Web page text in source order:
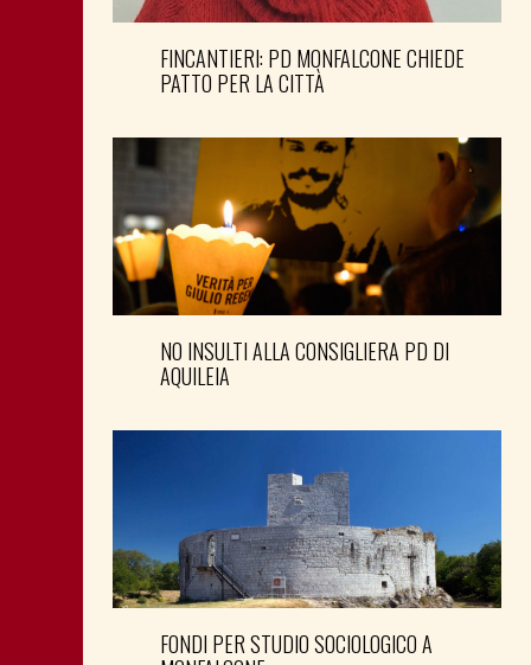
FINCANTIERI: PD MONFALCONE CHIEDE
PATTO PER LA CITTÀ
NO INSULTI ALLA CONSIGLIERA PD DI
AQUILEIA
FONDI PER STUDIO SOCIOLOGICO A